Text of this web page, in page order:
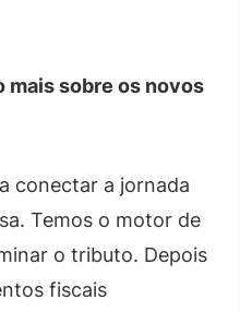
mais sobre os novos
conectar a jornada
Temos o motor de
o tributo. Depois
fiscais